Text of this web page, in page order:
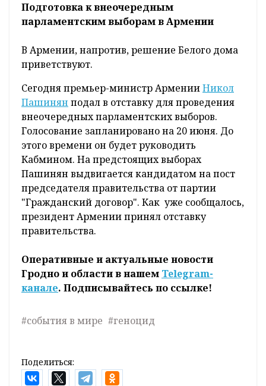
Подготовка к внеочередным
парламентским выборам в Армении
В Армении, напротив, решение Белого дома
приветствуют.
Сегодня премьер-министр АрменииНикол
Пашинян подал в отставку для проведения
внеочередных парламентских выборов.
Голосование запланировано на 20 июня. До
этого времени он будет руководить
Кабмином. На предстоящих выборах
Пашинян выдвигается кандидатом на пост
председателя правительства от партии
"Гражданский договор". Как уже сообщалось,
президент Армении принял отставку
правительства.
Оперативные и актуальные новости
Гродно и области в нашем Telegram-
канале. Подписывайтесь по ссылке!
#события в мире #геноцид
Поделиться: